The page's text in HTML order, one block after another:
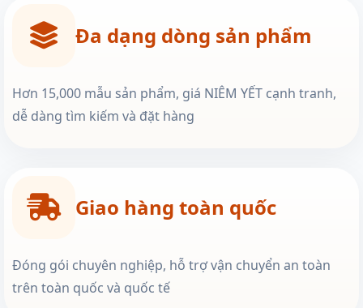
Đa dạng dòng sản phẩm
Hơn 15,000 mẫu sản phẩm, giá NIÊM YẾT cạnh tranh,
dễ dàng tìm kiếm và đặt hàng
Giao hàng toàn quốc
Đóng gói chuyên nghiệp, hỗ trợ vận chuyển an toàn
trên toàn quốc và quốc tế